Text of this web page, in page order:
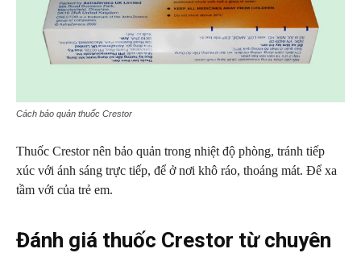
Cách bảo quản thuốc Crestor
Thuốc Crestor nên bảo quản trong nhiệt độ phòng, tránh tiếp
xúc với ánh sáng trực tiếp, để ở nơi khô ráo, thoáng mát. Để xa
tầm với của trẻ em.
Đánh giá thuốc Crestor từ chuyên